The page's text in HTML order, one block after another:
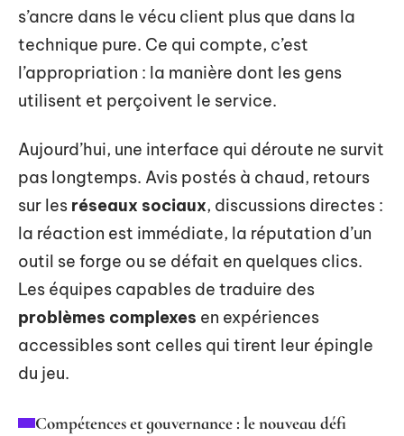
s’ancre dans le vécu client plus que dans la
technique pure. Ce qui compte, c’est
l’appropriation : la manière dont les gens
utilisent et perçoivent le service.
Aujourd’hui, une interface qui déroute ne survit
pas longtemps. Avis postés à chaud, retours
sur les réseaux sociaux, discussions directes :
la réaction est immédiate, la réputation d’un
outil se forge ou se défait en quelques clics.
Les équipes capables de traduire des
problèmes complexes en expériences
accessibles sont celles qui tirent leur épingle
du jeu.
Compétences et gouvernance : le nouveau défi